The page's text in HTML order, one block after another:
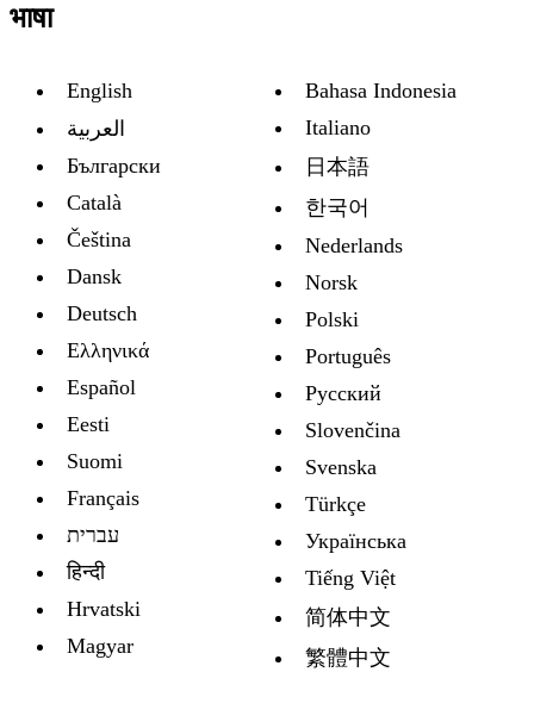
भाषा
English
العربية
Български
Català
Čeština
Dansk
Deutsch
Ελληνικά
Español
Eesti
Suomi
Français
עברית
हिन्दी
Hrvatski
Magyar
Bahasa Indonesia
Italiano
日本語
한국어
Nederlands
Norsk
Polski
Português
Русский
Slovenčina
Svenska
Türkçe
Украïнська
Tiếng Việt
简体中文
繁體中文